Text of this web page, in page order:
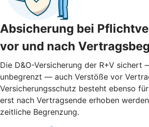
Absicherung bei
vor und nach
Die D&O-Versicherung der R+V sichert
unbegrenzt — auch Verstöße vor
Versicherungsschutz besteht ebenso
erst nach Vertragsende erhoben
zeitliche Begrenzung.